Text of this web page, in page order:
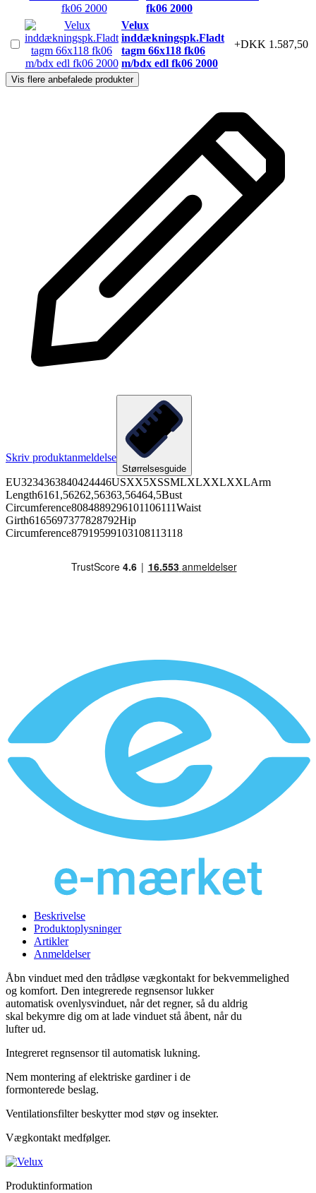
fk06 2000
Velux
inddækningspk.Fladt
tagm 66x118 fk06
m/bdx edl fk06 2000
+DKK 1.587,50
Vis flere anbefalede produkter
Skriv produktanmeldelse
Størrelsesguide
EU3234363840424446USXX5XSSMLXLXXLXXLArm
Length6161,56262,56363,56464,5Bust
Circumference8084889296101106111Waist
Girth6165697377828792Hip
Circumference87919599103108113118
Beskrivelse
Produktoplysninger
Artikler
Anmeldelser
Åbn vinduet med den trådløse vægkontakt for bekvemmelighed
og komfort. Den integrerede regnsensor lukker
automatisk ovenlysvinduet, når det regner, så du aldrig
skal bekymre dig om at lade vinduet stå åbent, når du
lufter ud.
Integreret regnsensor til automatisk lukning.
Nem montering af elektriske gardiner i de
formonterede beslag.
Ventilationsfilter beskytter mod støv og insekter.
Vægkontakt medfølger.
Produktinformation